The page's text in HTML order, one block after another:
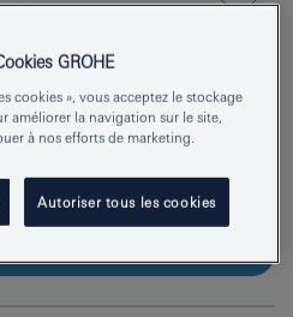
warm sunset brossé
GROHE
cookies », vous acceptez le stockage
améliorer la navigation sur le site,
à nos efforts de marketing.
Autoriser tous les cookies